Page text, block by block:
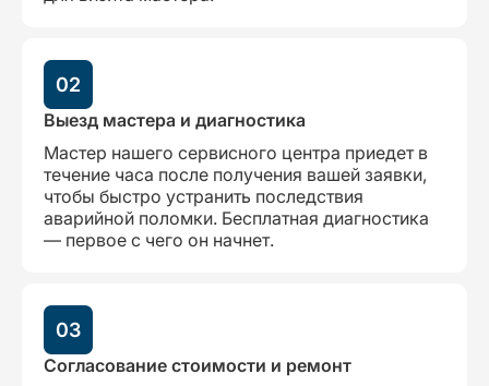
02
Выезд мастера и диагностика
Мастер нашего сервисного центра приедет в
течение часа после получения вашей заявки,
чтобы быстро устранить последствия
аварийной поломки. Бесплатная диагностика
— первое с чего он начнет.
03
Согласование стоимости и ремонт